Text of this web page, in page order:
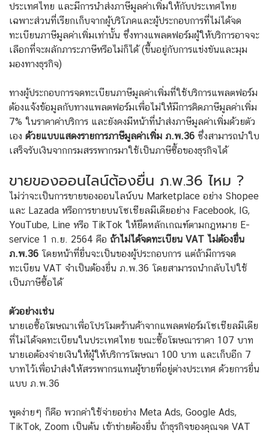
ประเทศไทย และมีการนำส่งภาษีมูลค่าเพิ่มให้กับประเทศไทย
เฉพาะส่วนที่เรียกเก็บจากผู้บริโภคและผู้ประกอบการที่ไม่ได้จด
ทะเบียนภาษีมูลค่าเพิ่มเท่านั้น ซึ่งทางแพลตฟอร์มผู้ให้บริการอาจจะ
เลือกที่จะผลักภาระภาษีหรือไม่ก็ได้ (ขึ้นอยู่กับการแข่งขันและมุม
มองทางธุรกิจ)
ทางผู้ประกอบการจดทะเบียนภาษีมูลค่าเพิ่มที่ใช้บริการแพลตฟอร์ม
ต้องแจ้งข้อมูลกับทางแพลตฟอร์มเพื่อไม่ให้มีการคิดภาษีมูลค่าเพิ่ม
7% ในราคาค่าบริการ และยังคงมีหน้าที่นำส่งภาษีมูลค่าเพิ่มด้วยตัว
เอง ด้วยแบบแสดงรายการภาษีมูลค่าเพิ่ม ภ.พ.36 ซึ่งสามารถนำใบ
เสร็จรับเงินจากกรมสรรพากรมาใช้เป็นภาษีซื้อของธุรกิจได้
ขายของออนไลน์ต้องยื่น ภ.พ.36 ไหม ?
ไม่ว่าจะเป็นการขายของออนไลน์บน Marketplace อย่าง Shopee
และ Lazada หรือการขายบนโซเชียลมีเดียอย่าง Facebook, IG,
YouTube, Line หรือ TikTok ให้ยึดหลักเกณฑ์ตามกฎหมาย E-
service 1 ก.ย. 2564 คือ ถ้าไม่ได้จดทะเบียน VAT ไม่ต้องยื่น
ภ.พ.36 โดยหน้าที่ยื่นจะเป็นของผู้ประกอบการ แต่ถ้ามีการจด
ทะเบียน VAT จำเป็นต้องยื่น ภ.พ.36 โดยสามารถนำกลับไปใช้
เป็นภาษีซื้อได้
ตัวอย่างเช่น
นายเอซื้อโฆษณาเพื่อโปรโมตร้านค้าจากแพลตฟอร์มโซเชียลมีเดีย
ที่ไม่ได้จดทะเบียนในประเทศไทย ขณะซื้อโฆษณาราคา 107 บาท
นายเอต้องจ่ายเงินให้ผู้ให้บริการโฆษณา 100 บาท และเก็บอีก 7
บาทไว้เพื่อนำส่งให้สรรพากรแทนผู้ขายที่อยู่ต่างประเทศ ด้วยการยื่น
แบบ ภ.พ.36
พูดง่ายๆ ก็คือ พวกค่าใช้จ่ายอย่าง Meta Ads, Google Ads,
TikTok, Zoom เป็นต้น เข้าข่ายต้องยื่น ถ้าธุรกิจของคุณจด VAT